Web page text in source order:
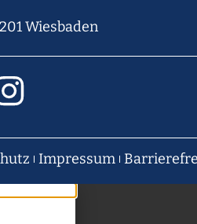
Wiesbaden
Impressum